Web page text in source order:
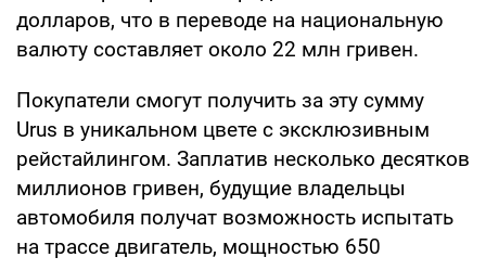
долларов, что в переводе на национальную
валюту составляет около 22 млн гривен.
Покупатели смогут получить за эту сумму
Urus в уникальном цвете с эксклюзивным
рейстайлингом. Заплатив несколько десятков
миллионов гривен, будущие владельцы
автомобиля получат возможность испытать
на трассе двигатель, мощностью 650